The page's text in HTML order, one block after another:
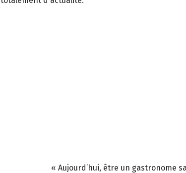
« Aujourd’hui, être un gastronome